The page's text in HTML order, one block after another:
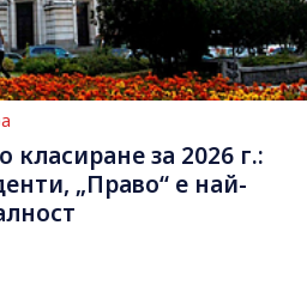
класиране за 2026 г.:
„Право“ е най-